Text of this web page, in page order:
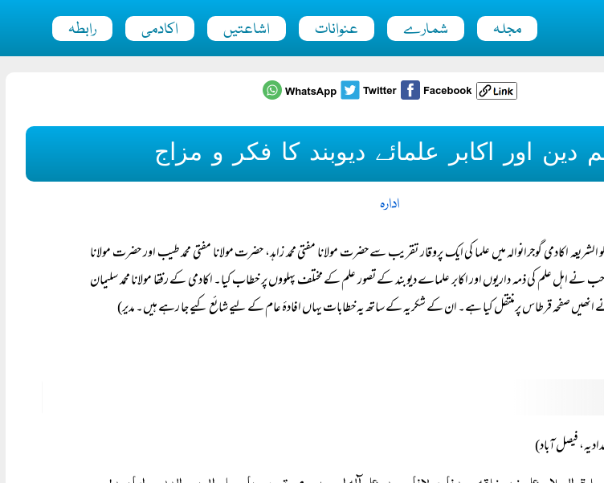
مجلہ شمارے عنوانات اشاعتیں اکادمی رابطہ
دین اور اکابر علمائے دیوبند کا فکر و مزاج
ادارہ
اپریل ۲۰۰۹ کو الشریعہ اکادمی گوجرانوالہ میں علما کی ایک پروقار تقریب سے حضرت مولانا مفتی محمد زاہد، حضرت مولانا مفتی محمد طیب اور حضرت مولانا
نے اہل علم کی ذمہ داریوں اور اکابر علماے دیوبند کے تصور علم کے مختلف پہلووں پر خطاب کیا۔ اکادمی کے رفقا مولانا محمد سلیمان
نے انھیں صفحہ قرطاس پرمنتقل کیا ہے۔ ان کے شکریہ کے ساتھ یہ خطابات یہاں افادۂ عام کے لیے شائع کیے جا رہے ہیں۔ مدیر)
فیصل آباد)